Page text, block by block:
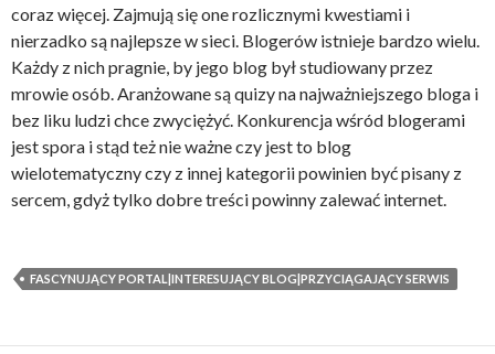
coraz więcej. Zajmują się one rozlicznymi kwestiami i
nierzadko są najlepsze w sieci. Blogerów istnieje bardzo wielu.
Każdy z nich pragnie, by jego blog był studiowany przez
mrowie osób. Aranżowane są quizy na najważniejszego bloga i
bez liku ludzi chce zwyciężyć. Konkurencja wśród blogerami
jest spora i stąd też nie ważne czy jest to blog
wielotematyczny czy z innej kategorii powinien być pisany z
sercem, gdyż tylko dobre treści powinny zalewać internet.
FASCYNUJĄCY PORTAL|INTERESUJĄCY BLOG|PRZYCIĄGAJĄCY SERWIS